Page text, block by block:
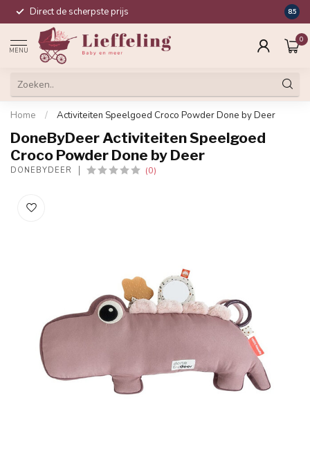
Direct de scherpste prijs 8.5
MENU
0
Home / Activiteiten Speelgoed Croco Powder Done by Deer
DoneByDeer Activiteiten Speelgoed
Croco Powder Done by Deer
DONEBYDEER (0)